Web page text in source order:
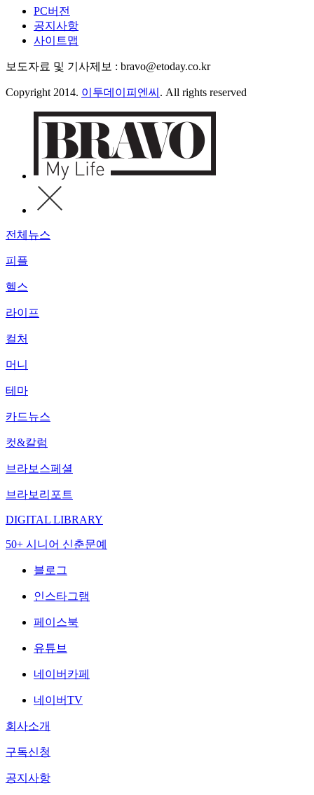
PC버전
공지사항
사이트맵
보도자료 및 기사제보 : bravo@etoday.co.kr
Copyright 2014. 이투데이피엔씨 . All rights reserved
전체뉴스
피플
헬스
라이프
컬처
머니
테마
카드뉴스
컷&칼럼
브라보스페셜
브라보리포트
DIGITAL LIBRARY
50+ 시니어 신춘문예
블로그
인스타그램
페이스북
유튜브
네이버카페
네이버TV
회사소개
구독신청
공지사항